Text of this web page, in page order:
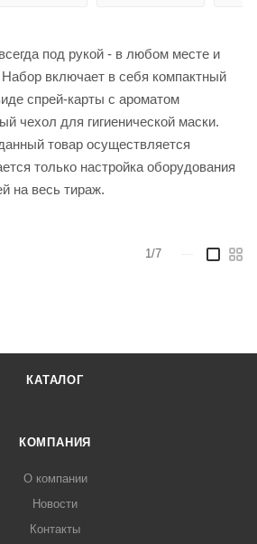
под рукой - в любом месте и
включает в себя компактный
спрей-карты с ароматом
чехол для гигиенической маски.
товар осуществляется
только настройка оборудования
на весь тираж.
1/7
КАТАЛОГ
КОМПАНИЯ
О компании
Новости
Контакты